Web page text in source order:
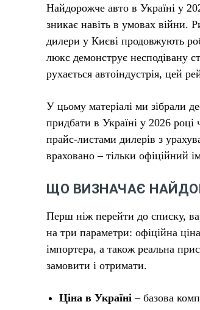
Найдорожче авто в Україні у
зникає навіть в умовах війни.
дилери у Києві продовжують
люкс демонструє несподівану
рухається автоіндустрія, цей
У цьому матеріалі ми зібрали
придбати в Україні у 2026
прайс-листами дилерів з
враховано – тільки офіційний
ЩО ВИЗНАЧАЄ
Перш ніж перейти до списку,
на три параметри: офіційна
імпортера, а також реальна
замовити і отримати.
Ціна в Україні – базова